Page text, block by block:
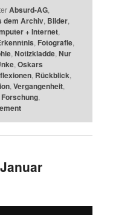
Absurd-AG,
dem Archiv, Bilder,
+ Internet,
, Fotografie,
, Notizkladde, Nur
, Oskars
, Rückblick,
, Vergangenheit,
,